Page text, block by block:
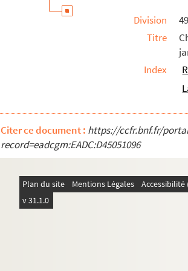
Ms 1461-1462 (1356-1357). Antiphonaire
Ms 1463 (1329). Guillelmi Occam dialogus
Ms 1464 (1321). Vie, miracles et translation
Ms 1465 (1322). « Ordinaire pour la maison des
Ms 1468 (1325). Commentaire du traité de
Ms 1469 (1326). Bernardini de Senis
Ms 1471 (1328). « Antiphonale Romanum
Ms 1472 (1330). « Liber cantoris
Division
Titre
Index
Citer ce document : https://ccfr.bnf.fr/
record=eadcgm:EADC:D45051096
Plan du site Mentions Légales
v 31.1.0